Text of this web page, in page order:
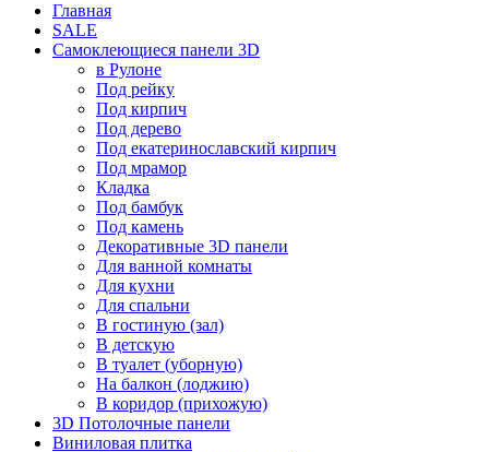
Главная
SALE
Самоклеющиеся панели 3D
в Рулоне
Под рейку
Под кирпич
Под дерево
Под екатеринославский кирпич
Под мрамор
Кладка
Под бамбук
Под камень
Декоративные 3D панели
Для ванной комнаты
Для кухни
Для спальни
В гостиную (зал)
В детскую
В туалет (уборную)
На балкон (лоджию)
В коридор (прихожую)
3D Потолочные панели
Виниловая плитка